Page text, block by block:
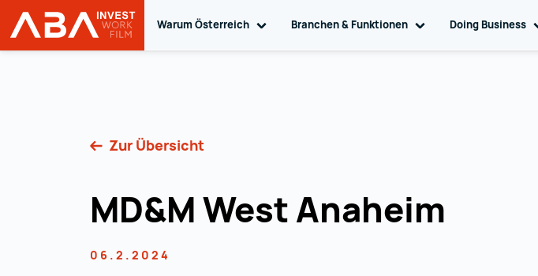
Startseite | INVEST in AUSTRIA
Warum Österreich Toggle sub navigation
Branchen & Funktionen Toggle sub navigation
Doing Business
Zur Übersicht
MD&M West Anaheim
06.2.2024